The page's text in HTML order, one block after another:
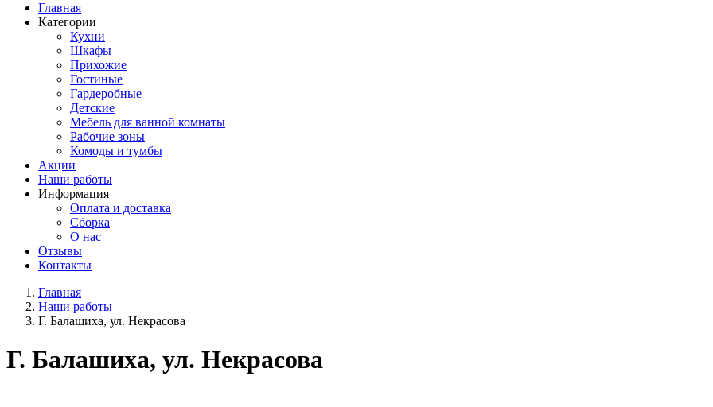
Основная
Главная
Категории
Кухни
Шкафы
Прихожие
Гостиные
Гардеробные
Детские
Мебель для ванной комнаты
Рабочие зоны
Комоды и тумбы
Акции
Наши работы
Информация
Оплата и доставка
Сборка
О нас
Отзывы
Контакты
Строка
Главная
Наши работы
Г. Балашиха, ул. Некрасова
Г. Балашиха, ул. Некрасова